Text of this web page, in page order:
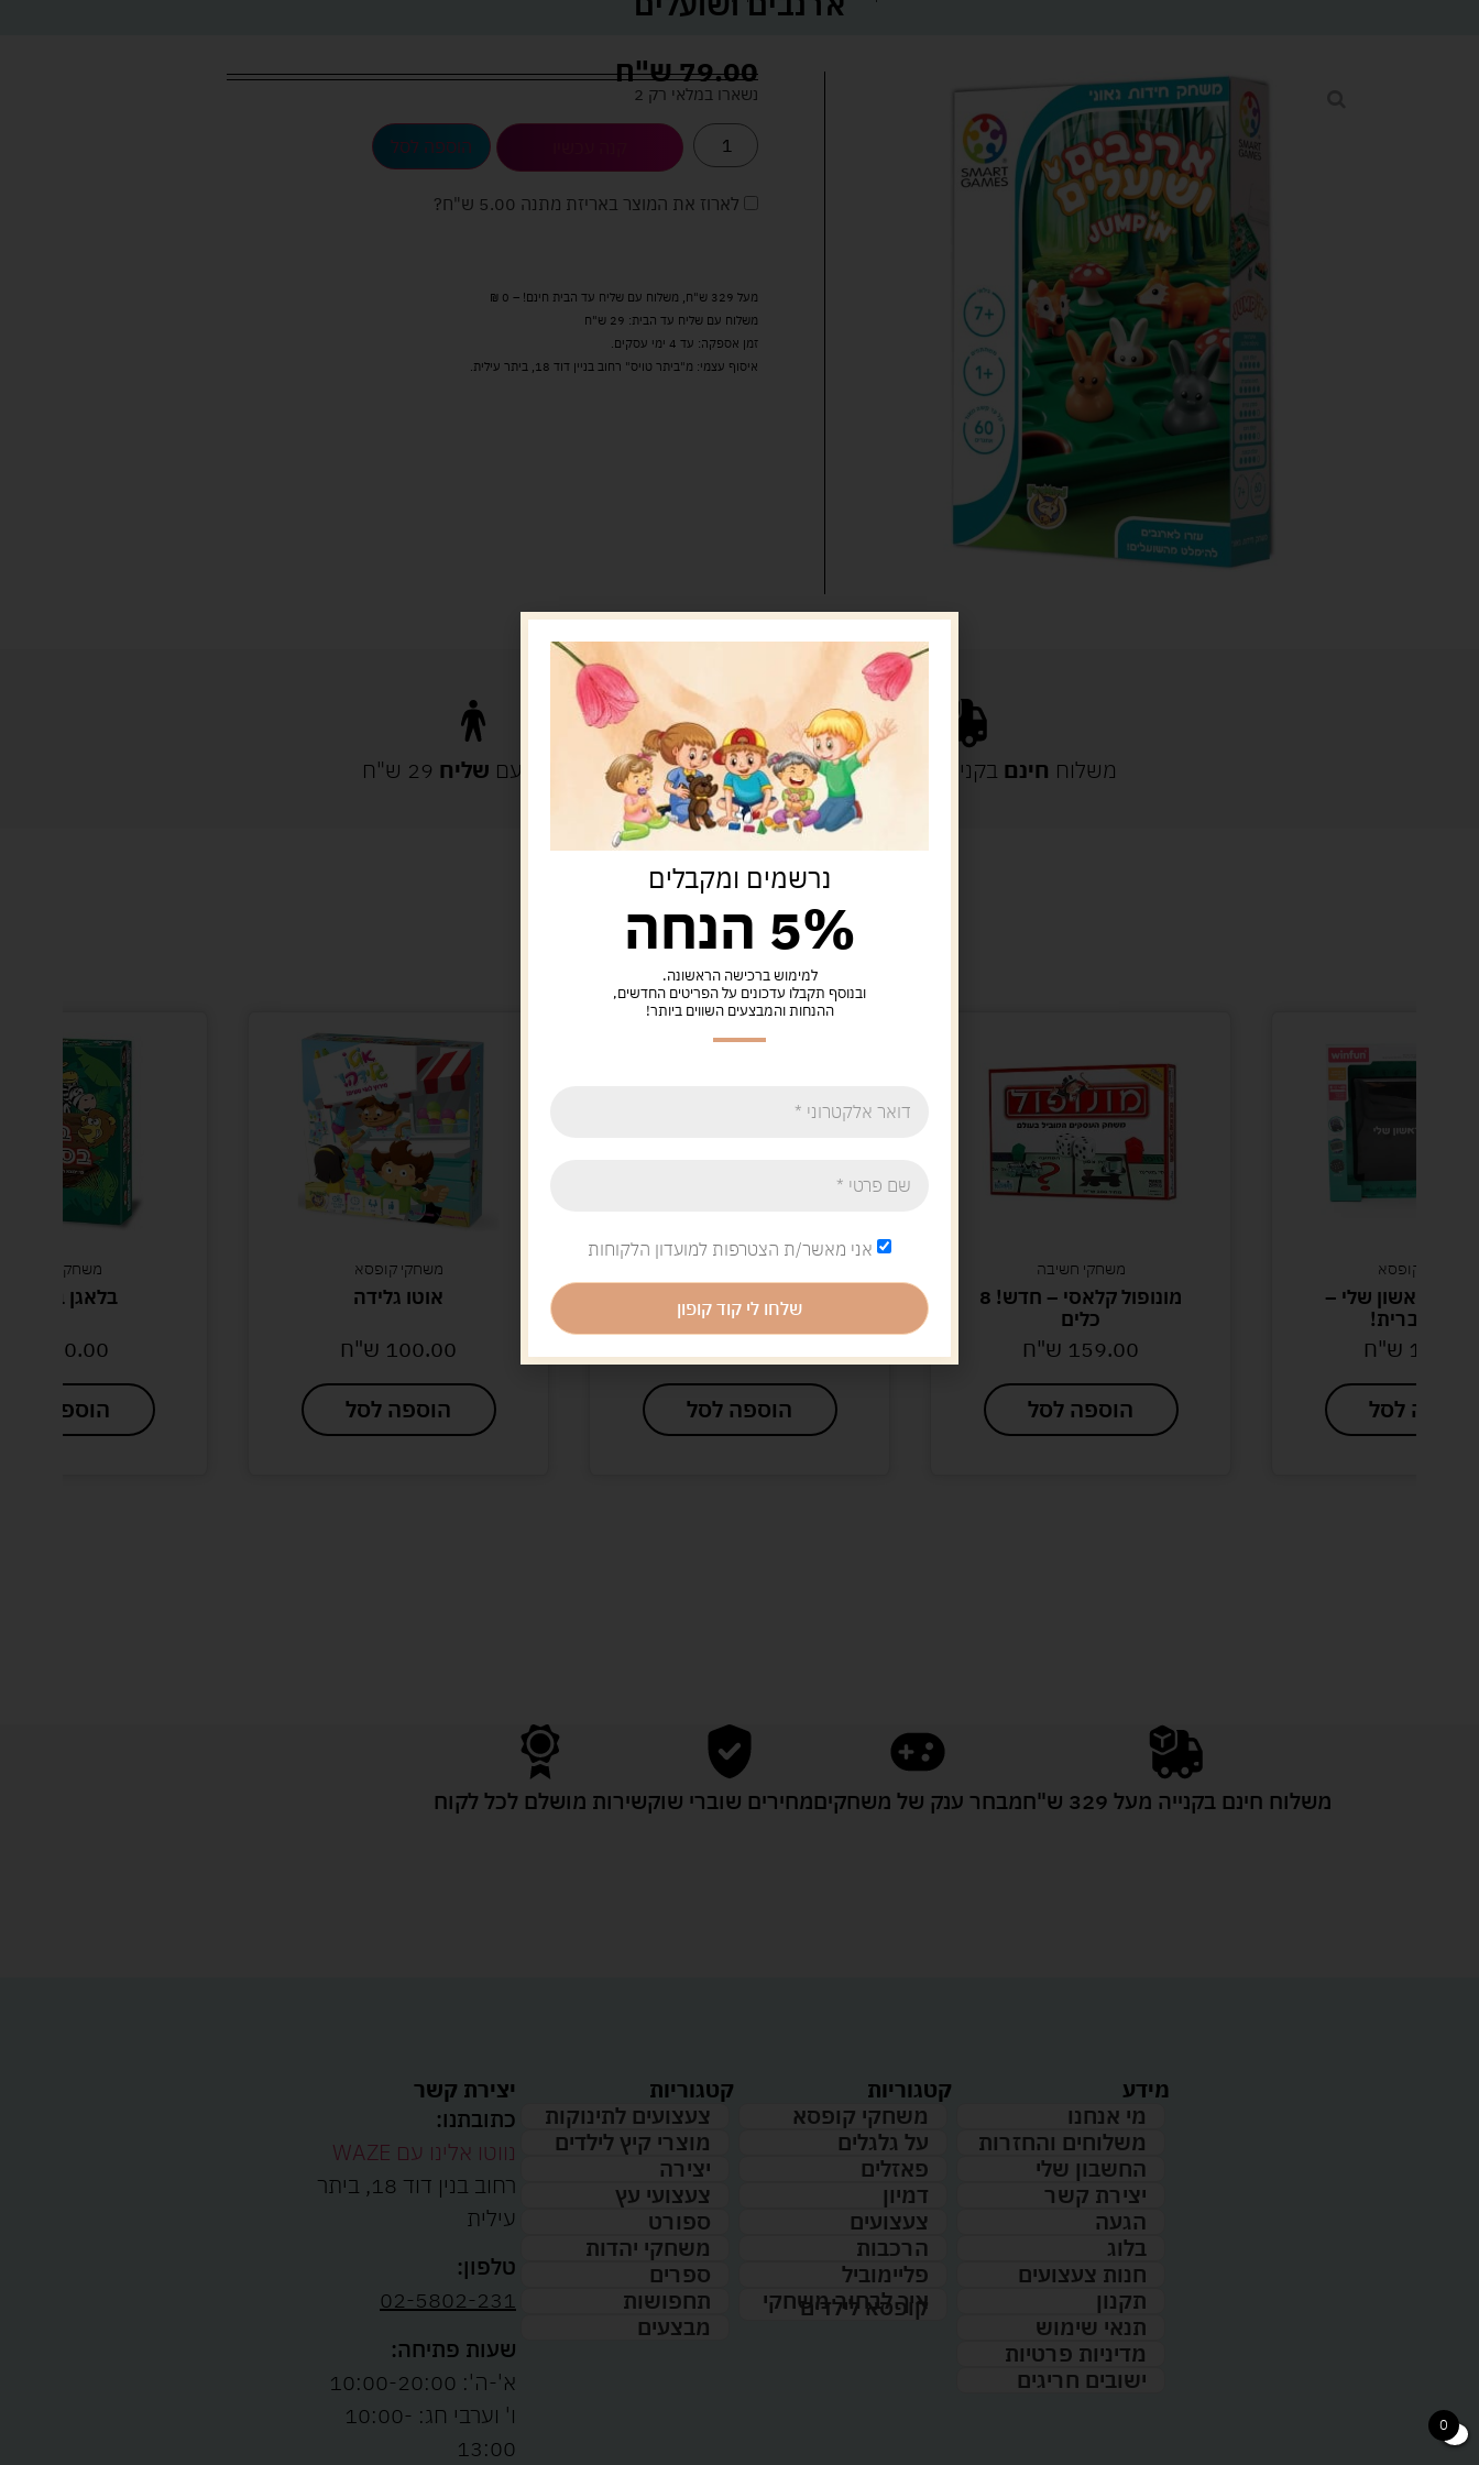
79.00ש"ח
נשארו במלאי רק 2
הוספה לסל
לארוז את המוצר באריזת מתנה 5.00 ש"ח ?
מעל 329 ש"ח, משלוח עם שליח עד הבית חינם! – 0 ₪
משלוח עם שליח עד הבית: 29 ש"ח
זמן אספקה: עד 4 ימי עסקים.
איסוף עצמי: מ"ביתר טויס" רחוב בניין דוד 18, ביתר עילית.
משלוח חינם בקנייה מעל 329 ש"ח משלוח עם שליח 29 ש"ח
מוצרים קשורים
שלי –
משחקי חשיבה
מונופול קלאסי – חדש! 8
ש"ח
הוספה לסל
תפוס תפיצה
הוספה לסל
משחקי קופסא
אוטו גלידה
ש"ח
הוספה לסל
משחקי קופסא
בלאגן בספארי
ש"ח
הוספה לסל
משלוח חינם בקנייה מעל 329 ש"ח מבחר ענק של משחקיםמחירים שוברי שוקשירות מושלם לכל לקוח
מידע
מי אנחנו
משלוחים והחזרות
החשבון שלי
יצירת קשר
הגעה
בלוג
חנות צעצועים
תקנון
תנאי שימוש
מדיניות פרטיות
ישובים חריגים
קטגוריות
משחקי קופסא
על גלגלים
פאזלים
דמיון
צעצועים
הרכבות
פליימוביל
איך לבחור משחקי
קופסא לילדים
קטגוריות
צעצועים לתינוקות
מוצרי קיץ לילדים
יצירה
צעצועי עץ
ספורט
משחקי יהדות
ספרים
תחפושות
מבצעים
יצירת קשר
כתובתנו:
נווטו אלינו עם WAZE
רחוב בנין דוד 18, ביתר
עילית
טלפון:
02-5802-231
שעות פתיחה:
א'-ה': 10:00-20:00
ו' וערבי חג: 10:00-
13:00
0
נרשמים ומקבלים
5% הנחה
למימוש ברכישה הראשונה.
ובנוסף תקבלו עדכונים על הפריטים החדשים,
ההנחות והמבצעים השווים ביותר!
אני מאשר/ת הצטרפות למועדון הלקוחות
שלחו לי קוד קופון